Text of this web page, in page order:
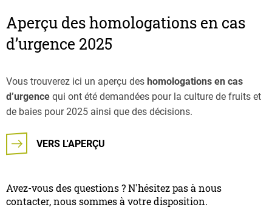
Aperçu des homologations en cas
d’urgence 2025
Vous trouverez ici un aperçu des homologations en cas
d’urgence qui ont été demandées pour la culture de fruits et
de baies pour 2025 ainsi que des décisions.
VERS L'APERÇU
Avez-vous des questions ? N'hésitez pas à nous
contacter, nous sommes à votre disposition.